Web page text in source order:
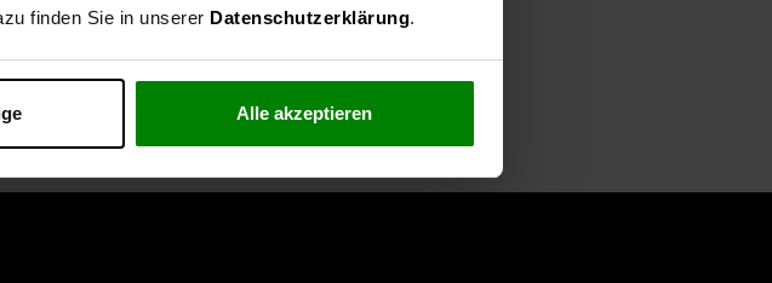
finden Sie in unserer Datenschutzerklärung.
Alle akzeptieren